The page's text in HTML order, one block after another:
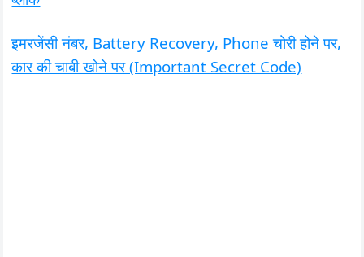
इमरजेंसी नंबर, Battery Recovery, Phone चोरी होने पर,
कार की चाबी खोने पर (Important Secret Code)